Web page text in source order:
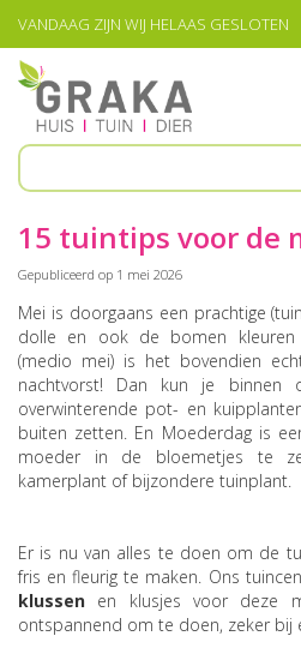
VANDAAG ZIJN WIJ HELAAS GESLOTEN
15 tuintips voor de
Gepubliceerd op 1 mei 2026
Mei is doorgaans een prachtige
dolle en ook de bomen kleuren
(medio mei) is het bovendien
nachtvorst! Dan kun je binnen
overwinterende pot- en
buiten zetten. En Moederdag is
moeder in de bloemetjes te
kamerplant of bijzondere tuinplant.
Er is nu van alles te doen om de
fris en fleurig te maken. Ons
klussen en klusjes voor deze
ontspannend om te doen, zeker bij